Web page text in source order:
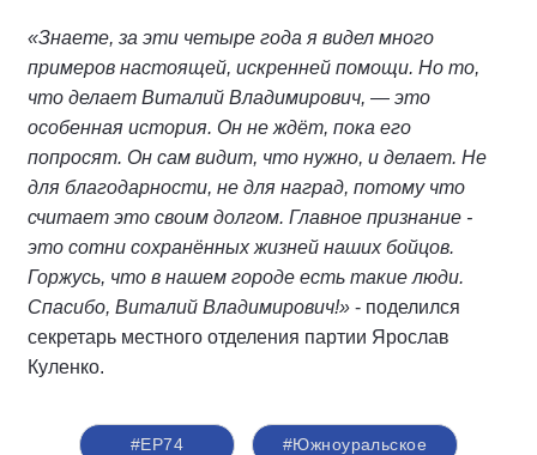
«Знаете, за эти четыре года я видел много
примеров настоящей, искренней помощи. Но то,
что делает Виталий Владимирович, — это
особенная история. Он не ждёт, пока его
попросят. Он сам видит, что нужно, и делает. Не
для благодарности, не для наград, потому что
считает это своим долгом. Главное признание -
это сотни сохранённых жизней наших бойцов.
Горжусь, что в нашем городе есть такие люди.
Спасибо, Виталий Владимирович!» - поделился
секретарь местного отделения партии Ярослав
Куленко.
#ЕР74 #Южноуральское